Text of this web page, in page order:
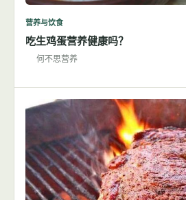
营养与饮食
吃生鸡蛋营养健康吗？
何不思营养